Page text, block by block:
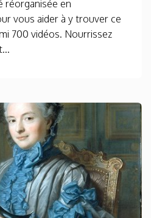
réorganisée en
vous aider à y trouver ce
700 vidéos. Nourrissez